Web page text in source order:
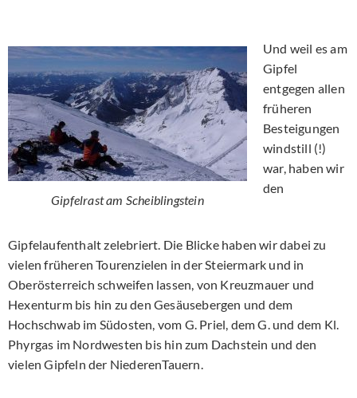
Gipfelrast am Scheiblingstein
Und weil es am
Gipfel
entgegen allen
früheren
Besteigungen
windstill (!)
war, haben wir
den
Gipfelaufenthalt zelebriert. Die Blicke haben wir dabei zu
vielen früheren Tourenzielen in der Steiermark und in
Oberösterreich schweifen lassen, von Kreuzmauer und
Hexenturm bis hin zu den Gesäusebergen und dem
Hochschwab im Südosten, vom G. Priel, dem G. und dem Kl.
Phyrgas im Nordwesten bis hin zum Dachstein und den
vielen Gipfeln der NiederenTauern.